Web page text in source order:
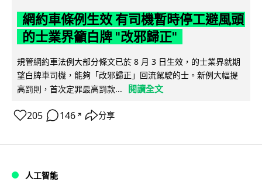
網約車條例生效 有司機暫時停工避風頭
的士業界籲白牌 "改邪歸正"
規管網約車法例大部分條文已於 8 月 3 日生效，的士業界就期
望白牌車司機，能夠「改邪歸正」回流駕駛的士。新例大幅提
高罰則，首次定罪最高罰款...
閱讀全文
205 146 ↗ 分享
人工智能